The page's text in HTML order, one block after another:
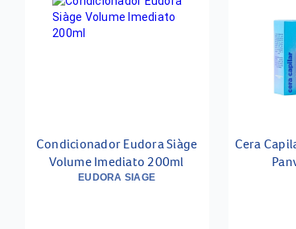
Condicionador Eudora Siàge
Volume Imediato 200ml
EUDORA SIAGE
Cera